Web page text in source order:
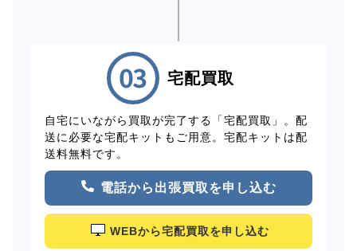
宅配買取
自宅にいながら買取が完了する「宅配買取」。配
送に必要な宅配キットもご用意。宅配キットは配
送料無料です。
電話から出張買取を申し込む
WEBから宅配買取を申し込む